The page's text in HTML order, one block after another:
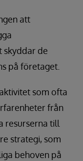
att
skyddar de
på företaget.
som ofta
från
resurserna till
strategi, som
behoven på